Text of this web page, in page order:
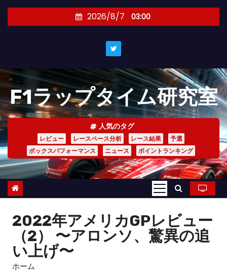
キ
ッ
プ
2026/8/7 03:00
F1ラップタイム研究室
人気のタグ
レビュー レースペース分析 レース結果
予選
ボックスパフォーマンス
ニュース ポイントランキング
2022年アメリカGPレビュー
（2） 〜アロンソ、驚異の追
い上げ〜
ホーム